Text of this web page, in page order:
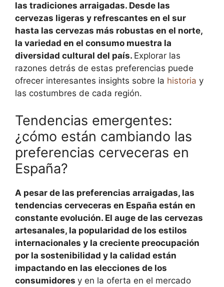
las tradiciones arraigadas. Desde las
cervezas ligeras y refrescantes en el sur
hasta las cervezas más robustas en el norte,
la variedad en el consumo muestra la
diversidad cultural del país. Explorar las
razones detrás de estas preferencias puede
ofrecer interesantes insights sobre la historia y
las costumbres de cada región.
Tendencias emergentes:
¿cómo están cambiando las
preferencias cerveceras en
España?
A pesar de las preferencias arraigadas, las
tendencias cerveceras en España están en
constante evolución. El auge de las cervezas
artesanales, la popularidad de los estilos
internacionales y la creciente preocupación
por la sostenibilidad y la calidad están
impactando en las elecciones de los
consumidores y en la oferta en el mercado